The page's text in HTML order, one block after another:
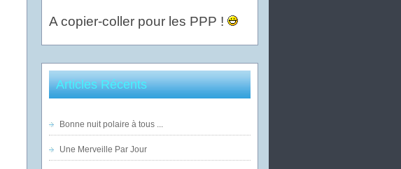
A copier-coller pour les PPP !
Articles Récents
Bonne nuit polaire à tous ...
Une Merveille Par Jour